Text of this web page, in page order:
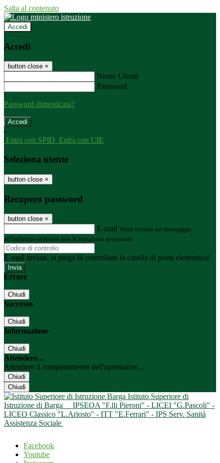
Salta al contenuto
Accedi
Accedi
button close ×
Nome Utente
Password
Password dimenticata?
-
Entra con SPID Entra con CIE
Seleziona utente
button close ×
Recupero password
button close ×
E-mail Verrà inviato un messaggio
all'indirizzo indicato con le istruzioni necessarie.
E-mail inviata, si prega di controllare la casella di posta elettronica!
Errore
Chiudi
Successo
Chiudi
Informazione
Chiudi
Attendere...
Attendere il completamento dell'operazione...
Chiudi
Chiudi
Istituto Superiore di
Istruzione di Barga
IPSEOA "F.lli Pieroni" - LICEI "G.Pascoli" -
LICEO Classico "L.Ariosto" - ITT "E.Ferrari" - IPS Serv. Sanità
Assistenza Sociale
Facebook
Youtube